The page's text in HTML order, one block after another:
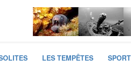
LES TEMPÊTES SPORT